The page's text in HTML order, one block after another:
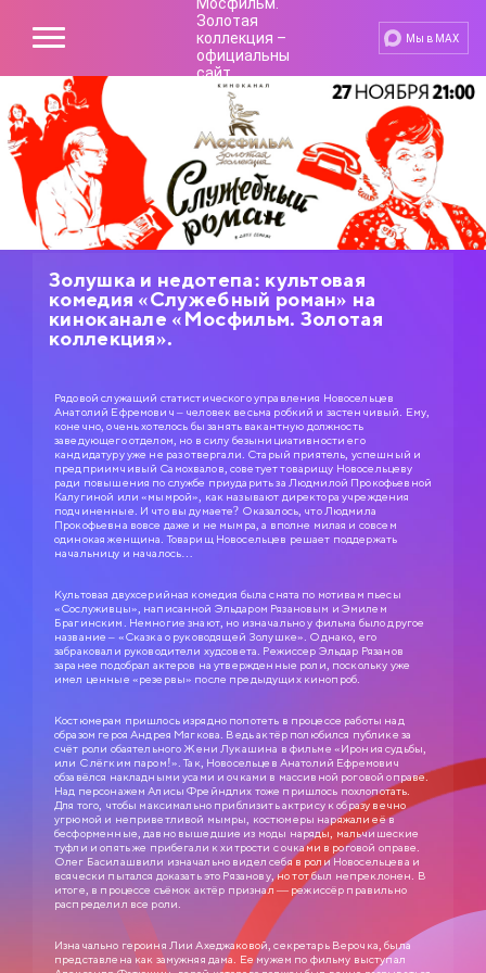
Мы в MAX
Золушка и недотепа: культовая
комедия «Служебный роман» на
киноканале «Мосфильм. Золотая
коллекция».
Рядовой служащий статистического управления Новосельцев
Анатолий Ефремович – человек весьма робкий и застенчивый. Ему,
конечно, очень хотелось бы занять вакантную должность
заведующего отделом, но в силу безынициативности его
кандидатуру уже не раз отвергали. Старый приятель, успешный и
предприимчивый Самохвалов, советует товарищу Новосельцеву
ради повышения по службе приударить за Людмилой Прокофьевной
Калугиной или «мымрой», как называют директора учреждения
подчиненные. И что вы думаете? Оказалось, что Людмила
Прокофьевна вовсе даже и не мымра, а вполне милая и совсем
одинокая женщина. Товарищ Новосельцев решает поддержать
начальницу и началось…
Культовая двухсерийная комедия была снята по мотивам пьесы
«Сослуживцы», написанной Эльдаром Рязановым и Эмилем
Брагинским. Немногие знают, но изначально у фильма было другое
название – «Сказка о руководящей Золушке». Однако, его
забраковали руководители худсовета. Режиссер Эльдар Рязанов
заранее подобрал актеров на утвержденные роли, поскольку уже
имел ценные «резервы» после предыдущих кинопроб.
Костюмерам пришлось изрядно попотеть в процессе работы над
образом героя Андрея Мягкова. Ведь актёр полюбился публике за
счёт роли обаятельного Жени Лукашина в фильме «Ирония судьбы,
или С лёгким паром!». Так, Новосельцев Анатолий Ефремович
обзавёлся накладными усами и очками в массивной роговой оправе.
Над персонажем Алисы Фрейндлих тоже пришлось похлопотать.
Для того, чтобы максимально приблизить актрису к образу вечно
угрюмой и неприветливой мымры, костюмеры наряжали её в
бесформенные, давно вышедшие из моды наряды, мальчишеские
туфли и опять же прибегали к хитрости с очками в роговой оправе.
Олег Басилашвили изначально видел себя в роли Новосельцева и
всячески пытался доказать это Рязанову, но тот был непреклонен. В
итоге, в процессе съёмок актёр признал — режиссёр правильно
распределил все роли.
Изначально героиня Лии Ахеджаковой, секретарь Верочка, была
представлена как замужняя дама. Ее мужем по фильму выступал
СЛУЖЕБНЫЙ РОМАН
0+